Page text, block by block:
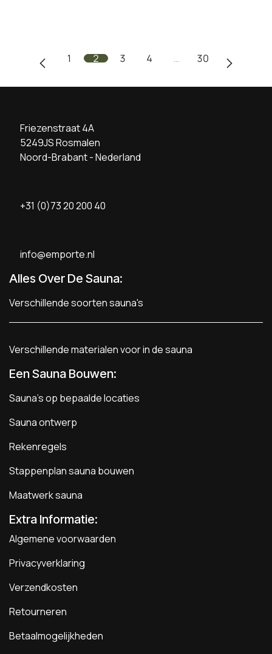
1 2 3 4 … 30
Friezenstraat 4A
5249JS Rosmalen
Noord-Brabant - Nederland
+31 (0)73 20 200 40
info@emporte.nl
Alles Over De Sauna:
Verschillende soorten sauna's
Verschillende materialen voor in de sauna
Een Sauna Bouwen:
Sauna's op bepaalde locaties
Sauna ontwerp
Rekenregels
Stappenplan sauna bouwen
Maatwerk sauna
Extra Informatie:
Algemene voorwaarden
Privacyverklaring
Verzendkosten
Retourneren
Betaalmogelijkheden